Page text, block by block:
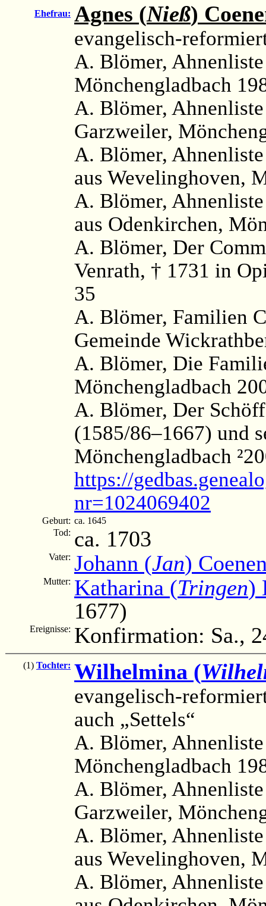
Ehefrau: Agnes (Nieß)
evangelisch-
A. Blömer,
Mönchengladbach
A. Blömer,
Garzweiler,
A. Blömer,
aus Wevelinghoven,
A. Blömer,
aus Odenkirchen,
A. Blömer, Der
Venrath, † 1731 in
35
A. Blömer, Familien
Gemeinde
A. Blömer, Die
Mönchengladbach
A. Blömer, Der
(1585/86–1667) und
Mönchengladbach
https://
nr=1024069402
Geburt: ca. 1645
Tod: ca. 1703
Vater: Johann (Jan)
Mutter: Katharina (Tringen)
1677)
Ereignisse: Konfirmation: Sa.,
(1) Tochter: Wilhelmina (
evangelisch-
auch „Settels“
A. Blömer,
Mönchengladbach
A. Blömer,
Garzweiler,
A. Blömer,
aus Wevelinghoven,
A. Blömer,